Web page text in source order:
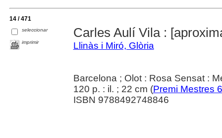
14 / 471
seleccionar
imprimir
Carles Aulí Vila :
Llinàs i Miró, Glòria
Barcelona ; Olot : Rosa Sensat :
120 p. : il. ; 22 cm (Premi Mestres
ISBN 9788492748846